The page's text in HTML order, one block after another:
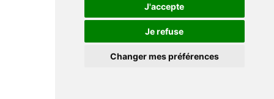
J'accepte
Je refuse
Changer mes préférences